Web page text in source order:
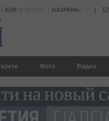
EUR НАЗРАНЬ:
Фото Видео